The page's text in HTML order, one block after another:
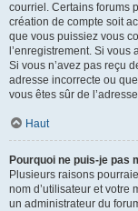
courriel. Certains forums
création de compte soit
que vous puissiez vous
l’enregistrement. Si
Si vous n’avez pas reçu
adresse incorrecte ou
vous êtes sûr de
Haut
Pourquoi ne puis-je pas
Plusieurs raisons
nom d’utilisateur et votre
un administrateur du